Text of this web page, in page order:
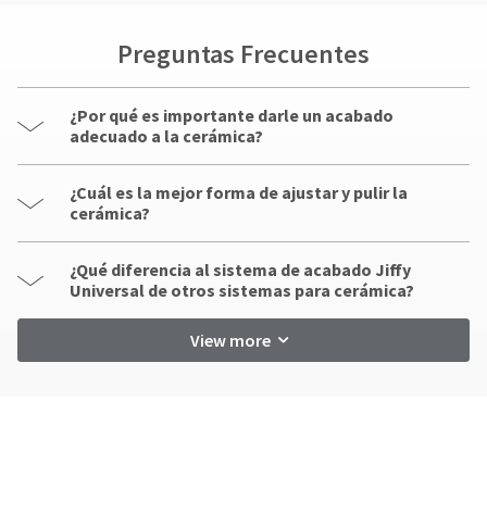
Preguntas Frecuentes
¿Por qué es importante darle un acabado
adecuado a la cerámica?
¿Cuál es la mejor forma de ajustar y pulir la
cerámica?
¿Qué diferencia al sistema de acabado Jiffy
Universal de otros sistemas para cerámica?
View more